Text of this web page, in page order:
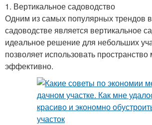
1. Вертикальное садоводство
Одним из самых популярных трендов
садоводстве является вертикальное
идеальное решение для небольших
позволяет использовать
эффективно.